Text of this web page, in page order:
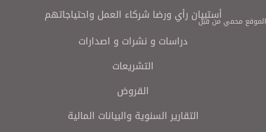
أستبيان رأي ورضا شركاء العمل واحتياجاتهم
دراسات و نشرات و اصدارات
التشريعات
القروض
التقارير السنوية والبيانات المالية
الموقع محمي من قبل